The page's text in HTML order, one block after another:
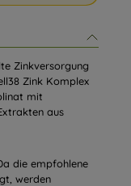
Zinkversorgung
Zink Komplex
mit
aus
die empfohlene
werden